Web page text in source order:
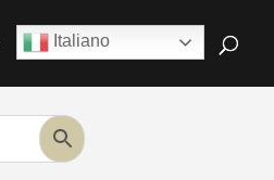
Italiano